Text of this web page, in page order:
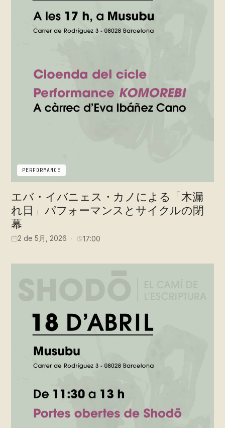
PERFORMANCE
エバ・イバニェス・カノによる「木漏
れ日」パフォーマンスとサイクルの閉
幕
2 de 5月, 2026 17:00